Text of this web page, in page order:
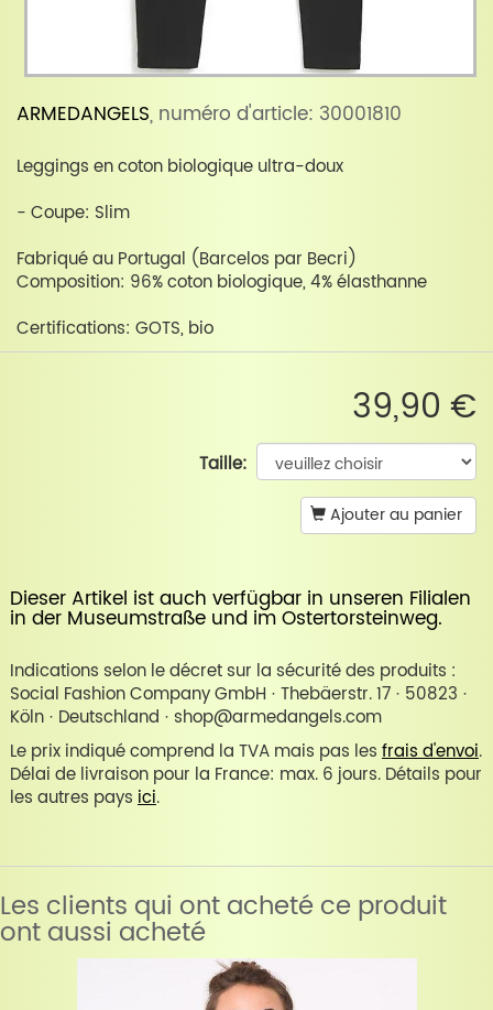
ARMEDANGELS, numéro d'article: 30001810
Leggings en coton biologique ultra-doux
- Coupe: Slim
Fabriqué au Portugal (Barcelos par Becri)
Composition: 96% coton biologique, 4% élasthanne
Certifications: GOTS, bio
39,90 €
Taille:
Ajouter au panier
Dieser Artikel ist auch verfügbar in unseren Filialen
in der Museumstraßeund imOstertorsteinweg.
Indications selon le décret sur la sécurité des produits :
Social Fashion Company GmbH · Thebäerstr. 17 · 50823 ·
Köln · Deutschland · shop@armedangels.com
Le prix indiqué comprend la TVA mais pas les frais d'envoi.
Délai de livraison pour la France: max. 6 jours. Détails pour
les autres pays ici.
Les clients qui ont acheté ce produit
ont aussi acheté